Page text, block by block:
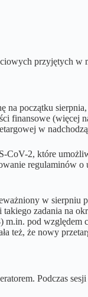
przyjętych
początku
finansowe (więcej
w
CoV-2, które
regulaminów
w sierpniu
zadania na
m.in. pod
też, że nowy
Podczas